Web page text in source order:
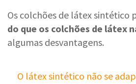
Os colchões de látex sintético
do que os colchões de látex
algumas desvantagens.
O látex sintético não se